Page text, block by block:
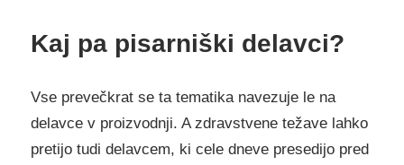
Kaj pa pisarniški delavci?
Vse prevečkrat se ta tematika navezuje le na
delavce v proizvodnji. A zdravstvene težave lahko
pretijo tudi delavcem, ki cele dneve presedijo pred